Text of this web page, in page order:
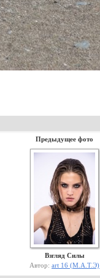
Предыдущее фото
Взгляд Силы
Автор: art 16 (М.А.Т.Э)